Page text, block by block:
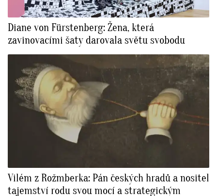
Diane von Fürstenberg: Žena, která
zavinovacími šaty darovala světu svobodu
Vilém z Rožmberka: Pán českých hradů a nositel
tajemství rodu svou mocí a strategickým